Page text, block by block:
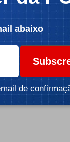
abaixo
de